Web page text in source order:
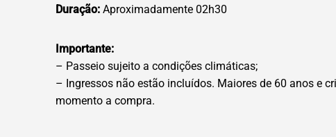
Duração: Aproximadamente 02h30
Importante:
– Passeio sujeito a condições climáticas;
– Ingressos não estão incluídos. Maiores de 60 anos e
momento a compra.